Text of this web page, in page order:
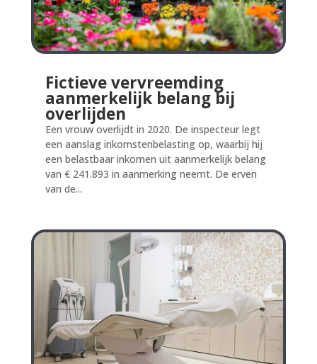
Fictieve vervreemding
aanmerkelijk belang bij
overlijden
Een vrouw overlijdt in 2020. De inspecteur legt
een aanslag inkomstenbelasting op, waarbij hij
een belastbaar inkomen uit aanmerkelijk belang
van € 241.893 in aanmerking neemt. De erven
van de...